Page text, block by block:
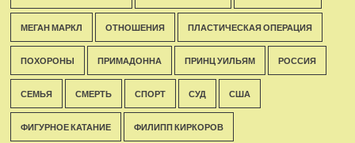
МЕГАН МАРКЛ ОТНОШЕНИЯ ПЛАСТИЧЕСКАЯ ОПЕРАЦИЯ
ПОХОРОНЫ ПРИМАДОННА ПРИНЦ УИЛЬЯМ РОССИЯ
СЕМЬЯ СМЕРТЬ СПОРТ СУД США
ФИГУРНОЕ КАТАНИЕ ФИЛИПП КИРКОРОВ